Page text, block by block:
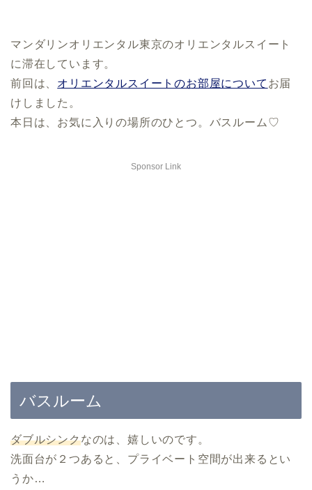
マンダリンオリエンタル東京のオリエンタルスイート
に滞在しています。
前回は、 オリエンタルスイートのお部屋について お届
けしました。
本日は、お気に入りの場所のひとつ。バスルーム♡
Sponsor Link
バスルーム
ダブルシンクなのは、嬉しいのです。
洗面台が２つあると、プライベート空間が出来るとい
うか…